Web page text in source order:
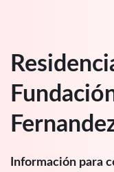
Información para